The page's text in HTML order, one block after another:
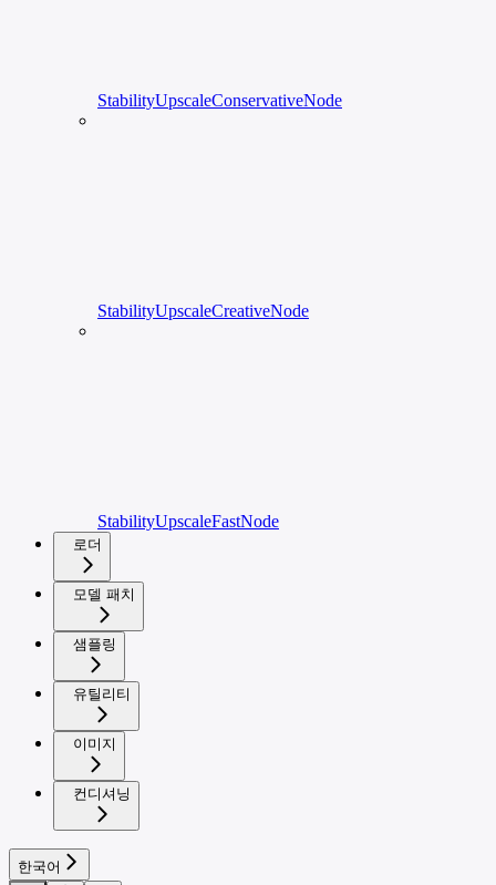
StabilityUpscaleConservativeNode
StabilityUpscaleCreativeNode
StabilityUpscaleFastNode
로더
모델 패치
샘플링
유틸리티
이미지
컨디셔닝
한국어